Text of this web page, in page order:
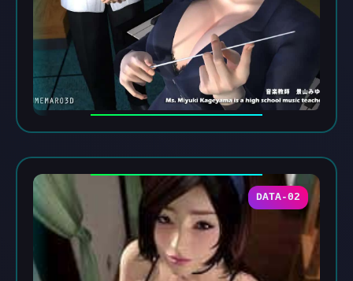
DATA-02